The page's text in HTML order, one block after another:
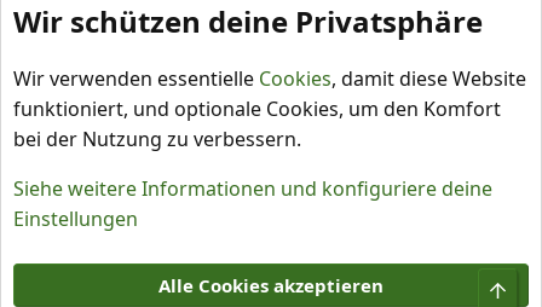
Schlagworte
Nutzungsbedingungen
Datenschutz
Wir schützen deine Privatsphäre
Wir verwenden essentielle Cookies, damit diese Website
funktioniert, und optionale Cookies, um den Komfort
bei der Nutzung zu verbessern.
Siehe weitere Informationen und konfiguriere deine
Einstellungen
Alle Cookies akzeptieren